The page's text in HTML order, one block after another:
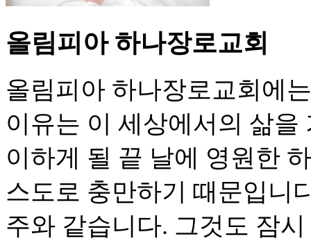
올림피아 하나장로교회
올림피아 하나장로교회에
이유는 이 세상에서의 삶
이하게 될 끝 날에 영원한
스도로 충만하기 때문입니
주와 같습니다. 그것도 잠